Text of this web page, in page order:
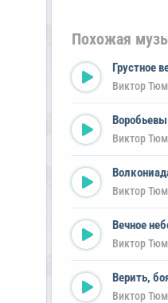
Похожая
Грустное
Виктор
Виктор
Виктор
Вечное
Виктор
Верить,
Виктор